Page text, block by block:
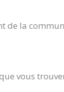
de la
vous